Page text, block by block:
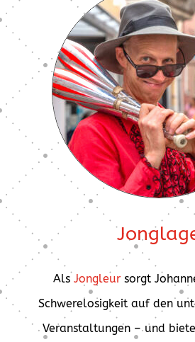
AlsJongleur sorgt
Schwerelosigkeit auf den
Veranstaltungen – und